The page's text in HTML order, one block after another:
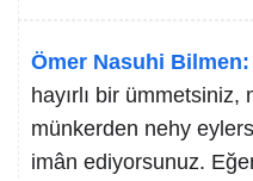
Ömer Nasuhi Bilmen:
hayırlı bir
münkerden nehy
imân ediyorsunuz.